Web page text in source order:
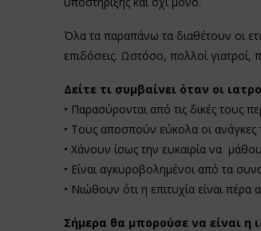
Όλα τα παραπάνω τα διαθέτουν οι
επιδόσεις. Ωστόσο, πολλοί γιατροί,
Δείτε τι συμβαίνει όταν οι
• Παρασύρονται από τις δικές τους
• Τους αποσπούν εύκολα οι
• Χάνουν ίσως την ευκαιρία να
• Είναι αγκυροβολημένοι από τα
• Νιώθουν ότι η επιτυχία είναι πέρα
Σήμερα θα μπορούσε να είναι η